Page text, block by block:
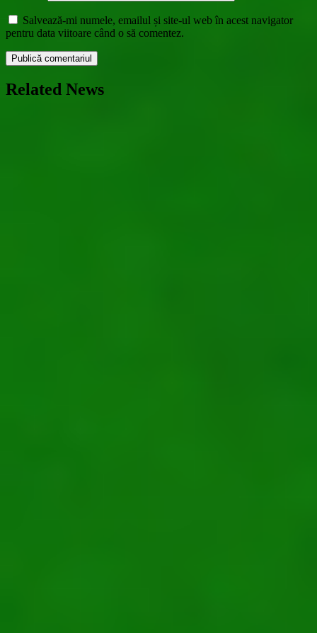
Salvează-mi numele, emailul și site-ul web în acest navigator
pentru data viitoare când o să comentez.
Related News